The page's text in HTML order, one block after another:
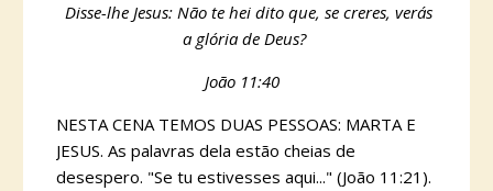
Disse-lhe Jesus: Não te hei dito que, se creres, verás
a glória de Deus?
João 11:40
NESTA CENA TEMOS DUAS PESSOAS: MARTA E
JESUS. As palavras dela estão cheias de
desespero. "Se tu estivesses aqui..." (João 11:21).